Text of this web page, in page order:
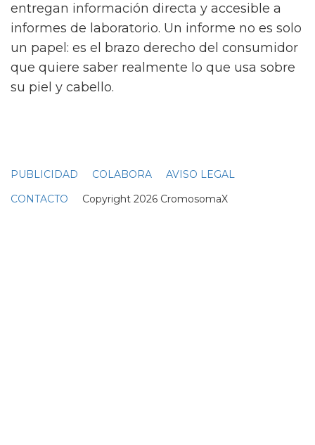
entregan información directa y accesible a
informes de laboratorio. Un informe no es solo
un papel: es el brazo derecho del consumidor
que quiere saber realmente lo que usa sobre
su piel y cabello.
PUBLICIDAD COLABORA
AVISO LEGAL
CONTACTO Copyright 2026 CromosomaX